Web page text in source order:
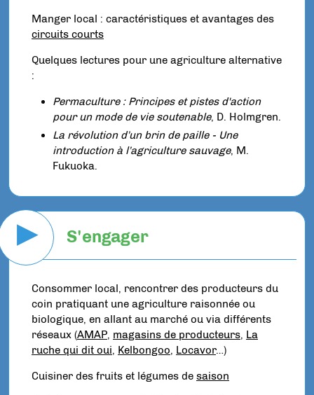
Manger local : caractéristiques et avantages des
circuits courts
Quelques lectures pour une agriculture alternative
:
Permaculture : Principes et pistes d'action
pour un mode de vie soutenable, D. Holmgren.
La révolution d’un brin de paille - Une
introduction à l’agriculture sauvage, M.
Fukuoka.
▶ S'engager
Consommer local, rencontrer des producteurs du
coin pratiquant une agriculture raisonnée ou
biologique, en allant au marché ou via différents
réseaux (AMAP, magasins de producteurs, La
ruche qui dit oui, Kelbongoo, Locavor…)
Cuisiner des fruits et légumes de saison